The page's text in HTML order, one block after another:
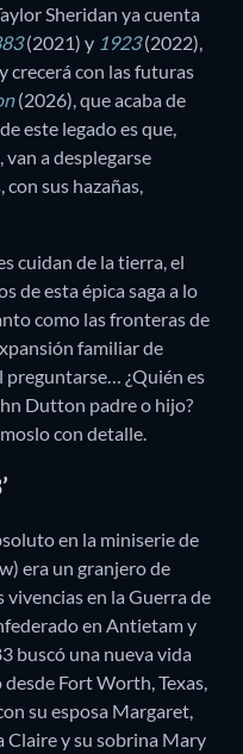
Sheridan ya cuenta
(2021) y 1923(2022),
crecerá con las futuras
(2026), que acaba de
este legado es que,
a desplegarse
sus hazañas,
cuidan de la tierra, el
de esta épica saga a lo
como las fronteras de
familiar de
preguntarse… ¿Quién es
Dutton padre o hijo?
con detalle.
en la miniserie de
era un granjero de
en la Guerra de
en Antietam y
buscó una nueva vida
Fort Worth, Texas,
su esposa Margaret,
Claire y su sobrina Mary